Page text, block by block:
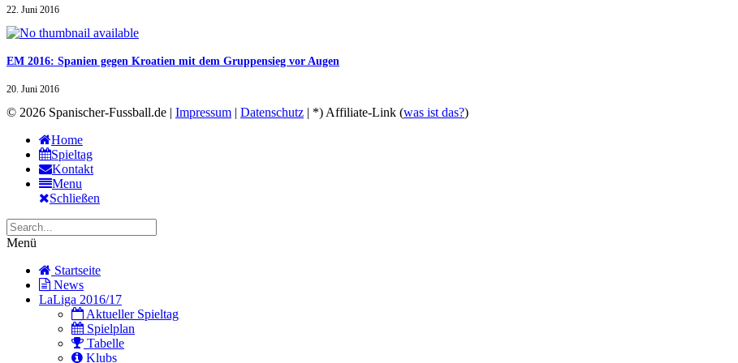
22. Juni 2016
EM 2016: Spanien gegen Kroatien mit dem Gruppensieg vor Augen
20. Juni 2016
© 2026 Spanischer-Fussball.de | Impressum | Datenschutz | *) Affiliate-Link (was ist das?)
Home
Spieltag
Kontakt
Menu
Schließen
Menü
Startseite
News
LaLiga 2016/17
Aktueller Spieltag
Spielplan
Tabelle
Klubs